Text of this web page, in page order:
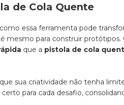
de Cola Quente
essa ferramenta pode
mesmo para construir protótipos.
que a pistola de cola
sua criatividade não tenha
para cada desafio,